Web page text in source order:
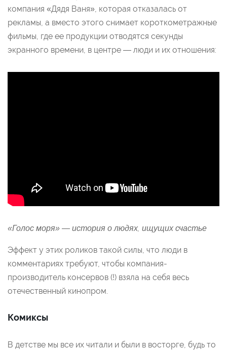
компания «Дядя Ваня», которая отказалась от
рекламы, а вместо этого снимает короткометражные
фильмы, где ее продукции отводятся секунды
экранного времени, в центре — люди и их отношения:
«Голос моря» — история о людях, ищущих счастье
Эффект у этих роликов такой силы, что люди в
комментариях требуют, чтобы компания-
производитель консервов (!) взяла на себя весь
отечественный кинопром.
Комиксы
В детстве мы все их читали и были в восторге, будь то